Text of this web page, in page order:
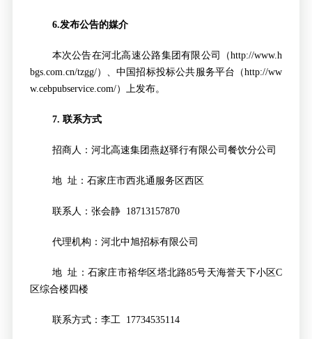
6.发布公告的媒介
本次公告在河北高速公路集团有限公司（http://www.h
bgs.com.cn/tzgg/）、中国招标投标公共服务平台（http://ww
w.cebpubservice.com/）上发布。
7. 联系方式
招商人：河北高速集团燕赵驿行有限公司餐饮分公司
地 址：石家庄市西兆通服务区西区
联系人：张会静 18713157870
代理机构：河北中旭招标有限公司
地 址：石家庄市裕华区塔北路85号天海誉天下小区C
区综合楼四楼
联系方式：李工 17734535114